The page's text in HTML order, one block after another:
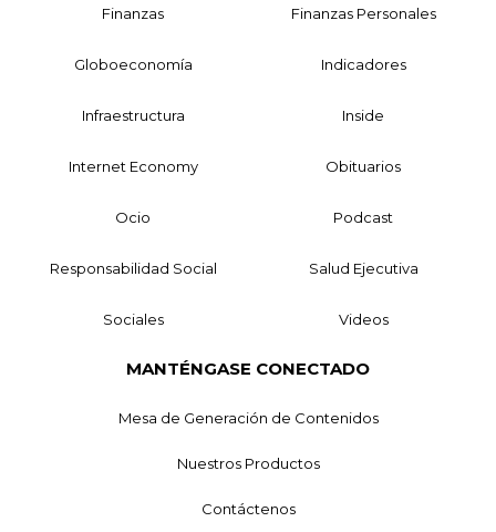
Finanzas Finanzas Personales
Globoeconomía Indicadores
Infraestructura Inside
Internet Economy Obituarios
Ocio Podcast
Responsabilidad Social Salud Ejecutiva
Sociales Videos
MANTÉNGASE CONECTADO
Mesa de Generación de Contenidos
Nuestros Productos
Contáctenos